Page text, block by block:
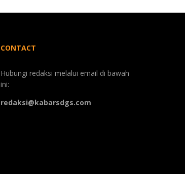
CONTACT
Hubungi redaksi melalui email di bawah
ini:
redaksi@kabarsdgs.com